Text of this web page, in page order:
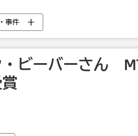
事件
ビーバーさん